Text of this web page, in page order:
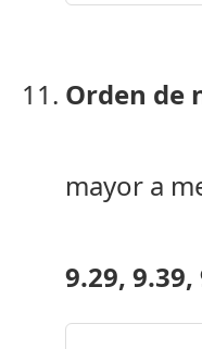
Orden de
mayor a
9.29, 9.39,